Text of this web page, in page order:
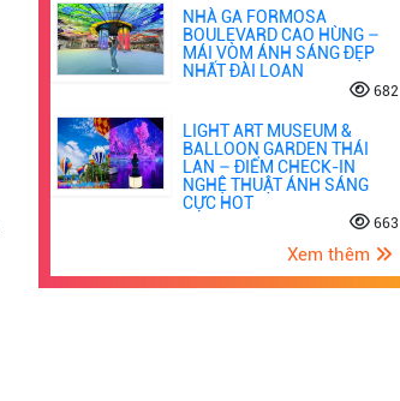
NHÀ GA FORMOSA
BOULEVARD CAO HÙNG –
MÁI VÒM ÁNH SÁNG ĐẸP
NHẤT ĐÀI LOAN
682
LIGHT ART MUSEUM &
BALLOON GARDEN THÁI
LAN – ĐIỂM CHECK-IN
NGHỆ THUẬT ÁNH SÁNG
CỰC HOT
663
Xem thêm